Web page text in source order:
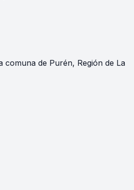
comuna de Purén, Región de La